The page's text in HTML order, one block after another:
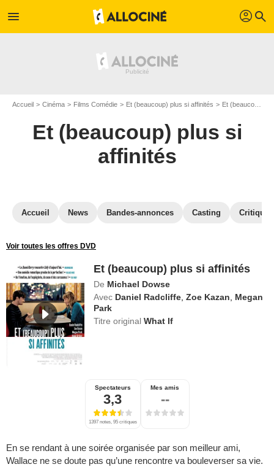
menu profil search
Accueil Cinéma Films Comédie Et (beaucoup) plus si affinités Et (beaucoup) plus si affinités en Blu Ray
Et (beaucoup) plus si
affinités
Accueil News Bandes-annonces Casting
Voir toutes les offres DVD
Et (beaucoup) plus si affinités
De Michael Dowse
Avec Daniel Radcliffe ,Zoe Kazan
Megan
Park
Titre originalWhat If
Spectateurs
3,3
1397 notes, 95 critiques
Mes amis
--
En se rendant à une soirée organisée par son meilleur ami,
Wallace ne se doute pas qu’une rencontre va bouleverser sa vie.